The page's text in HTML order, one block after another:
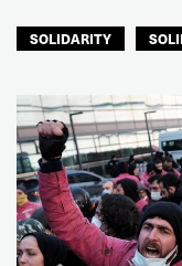
SOLIDARITY